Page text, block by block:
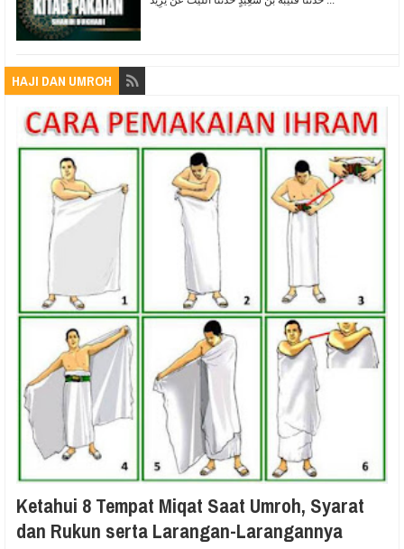
HAJI DAN UMROH
Ketahui 8 Tempat Miqat Saat Umroh, Syarat
dan Rukun serta Larangan-Larangannya